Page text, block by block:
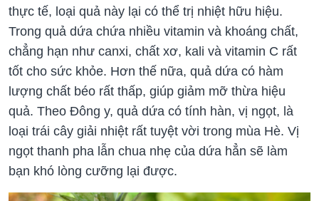
thực tế, loại quả này lại có thể trị nhiệt hữu hiệu.
Trong quả dứa chứa nhiều vitamin và khoáng chất,
chẳng hạn như canxi, chất xơ, kali và vitamin C rất
tốt cho sức khỏe. Hơn thế nữa, quả dứa có hàm
lượng chất béo rất thấp, giúp giảm mỡ thừa hiệu
quả. Theo Đông y, quả dứa có tính hàn, vị ngọt, là
loại trái cây giải nhiệt rất tuyệt vời trong mùa Hè. Vị
ngọt thanh pha lẫn chua nhẹ của dứa hẳn sẽ làm
bạn khó lòng cưỡng lại được.